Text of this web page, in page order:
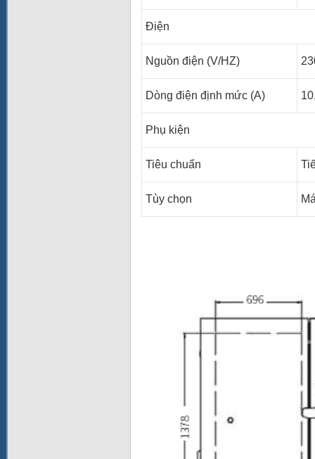
Điện
Nguồn điện (V/HZ)
Dòng điện định mức (A)
Phụ kiện
Tiêu chuẩn
Tùy chọn